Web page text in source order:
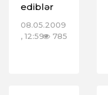
ediblər
08.05.2009
, 12:59
785